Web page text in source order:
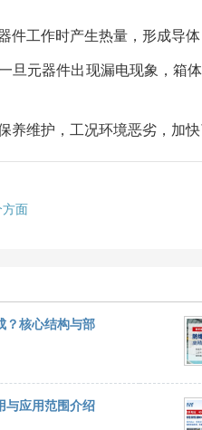
工作时产生热量，形成导体
旦元器件出现漏电现象，箱
维护，工况环境恶劣，加
面
？核心结构与部
与应用范围介绍